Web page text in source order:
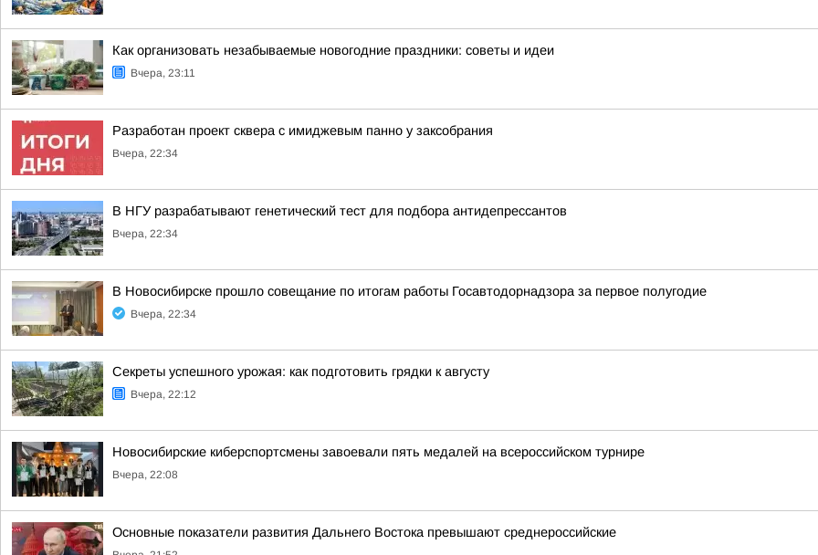
Как организовать незабываемые новогодние праздники: советы и идеи
Вчера, 23:11
Разработан проект сквера с имиджевым панно у заксобрания
Вчера, 22:34
В НГУ разрабатывают генетический тест для подбора антидепрессантов
Вчера, 22:34
В Новосибирске прошло совещание по итогам работы Госавтодорнадзора за первое полугодие
Вчера, 22:34
Секреты успешного урожая: как подготовить грядки к августу
Вчера, 22:12
Новосибирские киберспортсмены завоевали пять медалей на всероссийском турнире
Вчера, 22:08
Основные показатели развития Дальнего Востока превышают среднероссийские